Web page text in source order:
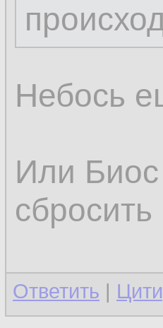
Небось
Или
Ответить |